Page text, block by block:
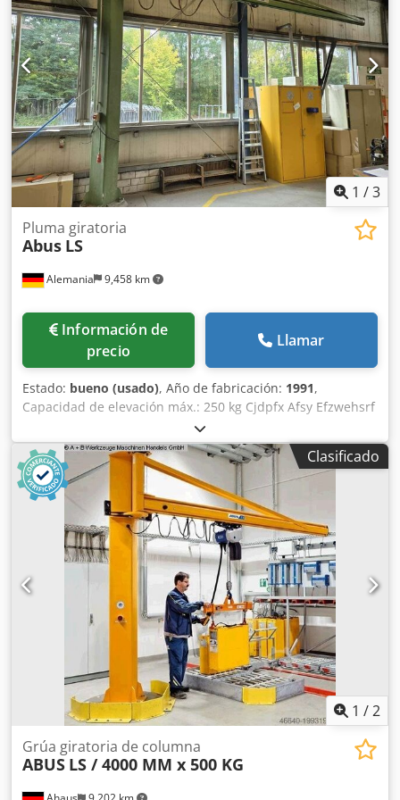
1 /3
Alemania 9,458 km
Pluma giratoria
Abus LS
Información de
precio
Llamar
Estado: bueno (usado), Año de fabricación: 1991,
Capacidad de elevación máx.: 250 kg Cjdpfx Afsy Efzwehsrf
Sin motor de elevación. ¡Cable de conexión incluido!
Longitud del brazo giratorio: 6500 mm Altura hasta el
gancho: 3650 mm Altura total: aprox. 4000 mm Altura de
instalación máx.: 4400 mm Estado: bueno, usado.
Clasificado
1 /2
Grúa giratoria de columna
ABUS LS / 4000 MM x 500 KG